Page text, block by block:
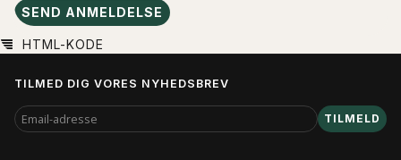
SEND ANMELDELSE
HTML-KODE
TILMED DIG VORES NYHEDSBREV
EMAIL-
ADRESSE
TILMELD